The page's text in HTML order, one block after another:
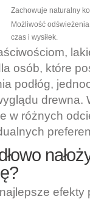
Zachowuje naturalny
Możliwość
czas i wysiłek.
osób, które
podłóg,
drewna.
w różnych
efekty